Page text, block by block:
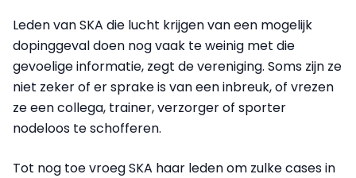
Leden van SKA die lucht krijgen van een mogelijk
dopinggeval doen nog vaak te weinig met die
gevoelige informatie, zegt de vereniging. Soms zijn ze
niet zeker of er sprake is van een inbreuk, of vrezen
ze een collega, trainer, verzorger of sporter
nodeloos te schofferen.
Tot nog toe vroeg SKA haar leden om zulke cases in